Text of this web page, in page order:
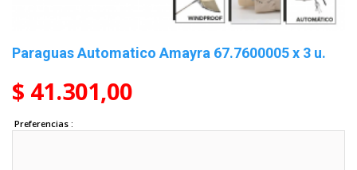
Paraguas Automatico Amayra 67.7600005 x 3 u.
$ 41.301,00
Preferencias